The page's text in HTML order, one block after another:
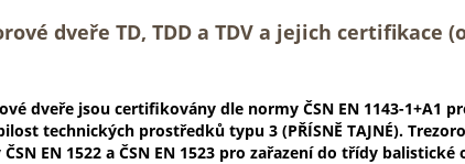
dveře TD, TDD a TDV a jejich certifikace
dveře jsou certifikovány dle normy ČSN EN 1143-
technických prostředků typu 3 (PŘÍSNĚ TAJNÉ).
EN 1522 a ČSN EN 1523 pro zařazení do třídy balistické